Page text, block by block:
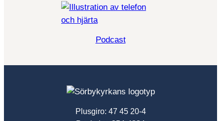
Podcast
Plusgiro: 47 45 20-4